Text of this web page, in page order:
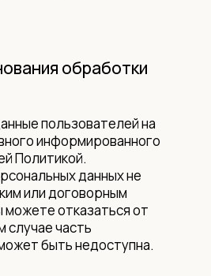
обработки
пользователей на
информированного
Политикой.
данных не
или договорным
отказаться от
случае часть
быть недоступна.